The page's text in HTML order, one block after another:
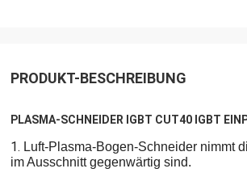
PRODUKT-BESCHREIBUNG
PLASMA-SCHNEIDER IGBT CUT40 IGBT
1. Luft-Plasma-Bogen-Schneider nimmt
im Ausschnitt gegenwärtig sind.